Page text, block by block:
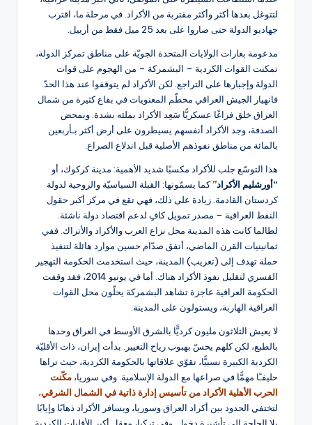
لتتوغل بعدها أكثر وأكثر مقتربة من الأكراد. في مرحلة ما، اقترب
جهاديو الدولة حتى صاروا على بعد 25 ميل فقط من أربيل.
مدعومة بغارات الولايات المتحدة الجويّة على مناطق تمركز الدولة،
تمكنت القوات الكردية – البشمركة – من الهجوم على قوات
الدولة وإجبارها على التراجع. لكن الأكراد لم يتوقفوا عند هذا الحدّ.
فانهيار الجيش العراقي محطّم المعنويات في بقاع كثيرة من شمال
العراق خلق فراغًا عسكريًّا سَعِد الأكراد بملئه بشدة. وبمحض
الصدفة، وجد الأكراد أنفسهم يسيطرون على أرض أكثر بـأربعين
بالمائة من مناطق نفوذهم الأصلية قبل اندلاع الصراع.
هذا التوسّع جلب للأكراد مكسبًا شديد الأهمية: مدينة كركوك، أو
“أورشليم الأكراد”كما يسمّونها: القبلة السياسيّة والروحية لدولة
كردستان القادمة. زيادة على ذلك، فهي تقع في مركز أكبر حقول
النفط العراقية – مصدر تمويل كافٍ لدعم اقتصاد دولة ناشئة.
لطالما كانت هذه المدينة محل نزاع العرب والأكراد والأتراك. ففي
ثمانينيات القرن الماضي، أنفق صدّام حسين موارد هائلة لتنفيذ
حملة تهدف إلى (تعريب) المدينة، حيث استخدمت الحكومة التهجير
القسري لتقليل نفوذ الأكراد هناك. أما في يونيو 2014، فقد وقفت
الحكومة العراقية عاجزة تشاهد البشمركة يحلّون محل القوات
العراقية الهاربة، ويستولون على المدينة.
لا يعيش الثلاثون مليون كرديًّا بالشرق الأوسط في العراق وحدها
بالطبع، لكن كلهم يحسّ بهبوب رياح التغيير. بدأت إيران، ذات الأقليّة
الكردية الكبيرة نسبيًّا، تقوّي علاقاتها بالحكومة الكردية، حيث تراها
حليفـًا مهمًّا في صراعها مع الدولة الإسلامية. وفي سوريا، مكّنت
الحرب الأهلية الأكراد من تأسيس إدارة ذاتية في الشمال الشرقي،
لتختفي الحدود بين أكراد العراق وسوريا، ويسافر الأكراد ذهابًا وإيابًا
بلا الحاجة إلى تأشيرة دخول. وفي تركيا، معقل أكبر الأقليات الكردية